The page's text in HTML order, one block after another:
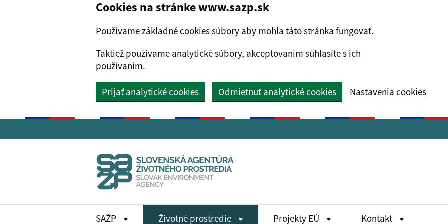
Cookies na stránke www.sazp.sk
Používame základné cookies súbory aby mohla táto stránka fungovať.
Taktiež používame analytické súbory, akceptovaním súhlasíte s ich
používaním.
Prijať analytické cookies Odmietnuť analytické cookies Nastavenia cookies
SAŽP Životné prostredie Projekty EÚ Kontakt